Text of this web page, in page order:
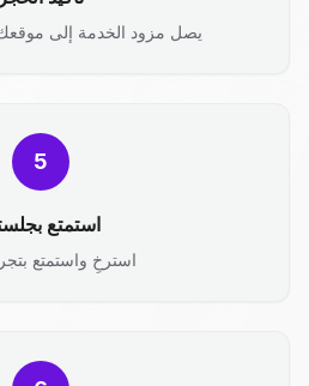
يصل مزود الخدمة إلى
5
استمتع
استرخِ واستمتع